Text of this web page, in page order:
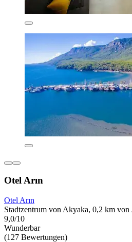
Otel Arın
Otel Arın
Stadtzentrum von Akyaka, 0,2 km
9,0/10
Wunderbar
(127 Bewertungen)